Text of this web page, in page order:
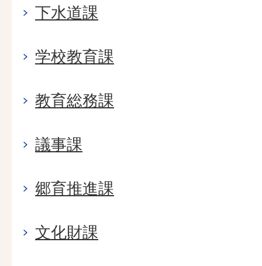
下水道課
学校教育課
教育総務課
議事課
郷育推進課
文化財課